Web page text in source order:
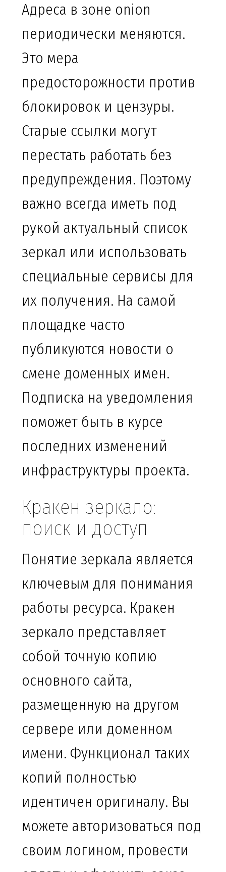
Адреса в зоне onion
периодически меняются.
Это мера
предосторожности против
блокировок и цензуры.
Старые ссылки могут
перестать работать без
предупреждения. Поэтому
важно всегда иметь под
рукой актуальный список
зеркал или использовать
специальные сервисы для
их получения. На самой
площадке часто
публикуются новости о
смене доменных имен.
Подписка на уведомления
поможет быть в курсе
последних изменений
инфраструктуры проекта.
Кракен зеркало:
поиск и доступ
Понятие зеркала является
ключевым для понимания
работы ресурса. Кракен
зеркало представляет
собой точную копию
основного сайта,
размещенную на другом
сервере или доменном
имени. Функционал таких
копий полностью
идентичен оригиналу. Вы
можете авторизоваться под
своим логином, провести